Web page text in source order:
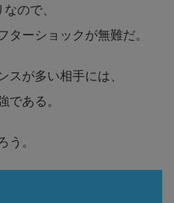
ので、
ターショックが無難だ。
スが多い相手には、
ある。
う。